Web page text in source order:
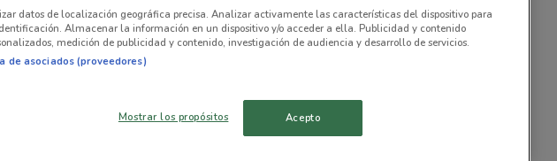
tu alrededor
datos de localización geográfica precisa. Analizar activamente las características del dispositivo para
Almacenar la información en un dispositivo y/o acceder a ella. Publicidad y contenido
medición de publicidad y contenido, investigación de audiencia y desarrollo de servicios.
de asociados (proveedores)
Mostrar los propósitos Acepto